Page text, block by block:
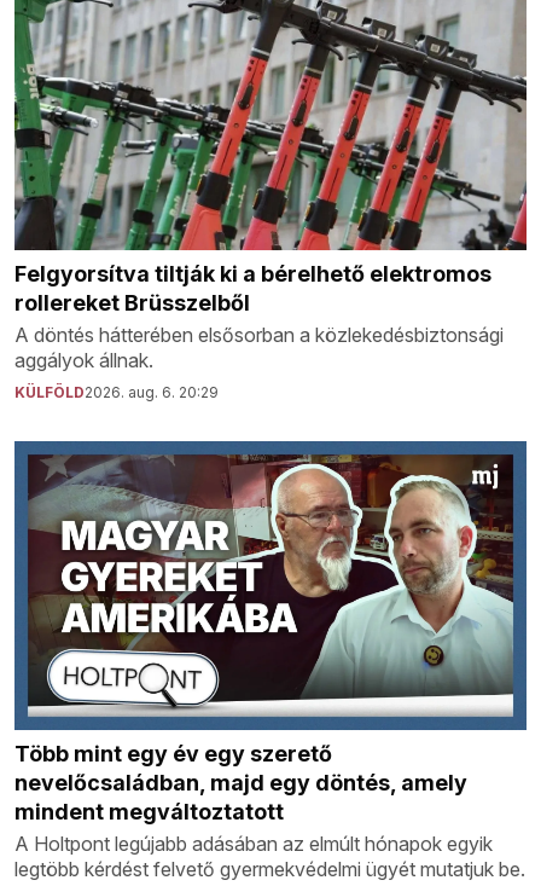
Felgyorsítva tiltják ki a bérelhető elektromos
rollereket Brüsszelből
A döntés hátterében elsősorban a közlekedésbiztonsági
aggályok állnak.
KÜLFÖLD2026. aug. 6. 20:29
Több mint egy év egy szerető
nevelőcsaládban, majd egy döntés, amely
mindent megváltoztatott
A Holtpont legújabb adásában az elmúlt hónapok egyik
legtöbb kérdést felvető gyermekvédelmi ügyét mutatjuk be.